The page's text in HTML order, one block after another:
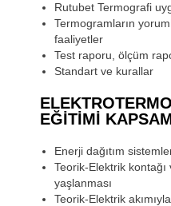
Rutubet Termografi
Termogramların
faaliyetler
Test raporu, ölçüm
Standart ve kurallar
EĞITIMI
Enerji dağıtım
Teorik-Elektrik kontağı
yaşlanması
Teorik-Elektrik akımıyla